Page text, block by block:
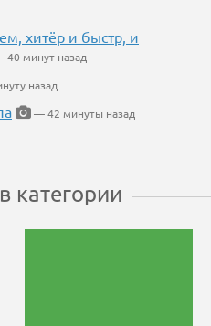
хитёр и быстр, и
40 минут назад
назад
— 42 минуты назад
категории